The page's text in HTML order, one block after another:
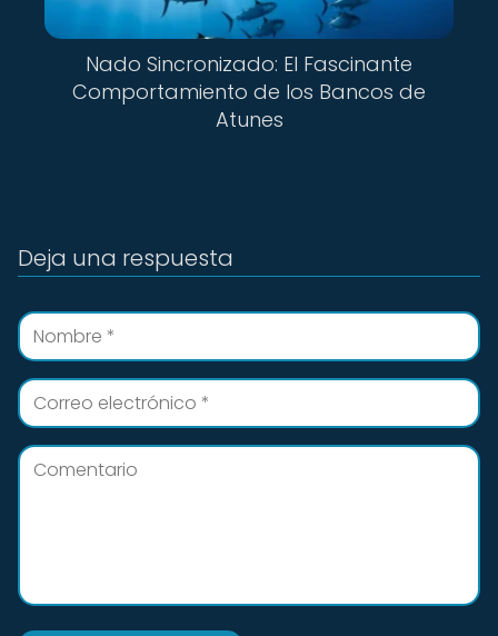
Nado Sincronizado: El Fascinante
Comportamiento de los Bancos de
Atunes
Deja una respuesta